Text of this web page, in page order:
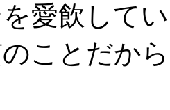
愛飲して
ことだか